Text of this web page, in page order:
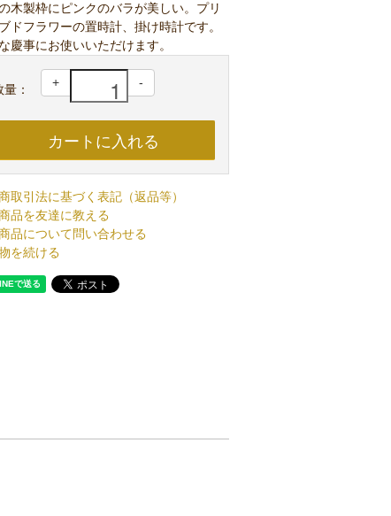
木製枠にピンクのバラが美しい。プリ
ドフラワーの置時計、掛け時計です。
慶事にお使いいただけます。
量： + -
取引法に基づく表記（返品等）
品を友達に教える
品について問い合わせる
を続ける